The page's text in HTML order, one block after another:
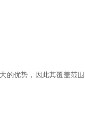
的优势，因此其覆盖范